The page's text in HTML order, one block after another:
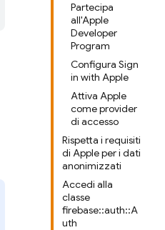
Partecipa
all'Apple
Developer
Program
Configura Sign
in with Apple
Attiva Apple
come provider
di accesso
Rispetta i requisiti
di Apple per i dati
anonimizzati
Accedi alla
classe
firebase::auth::A
uth